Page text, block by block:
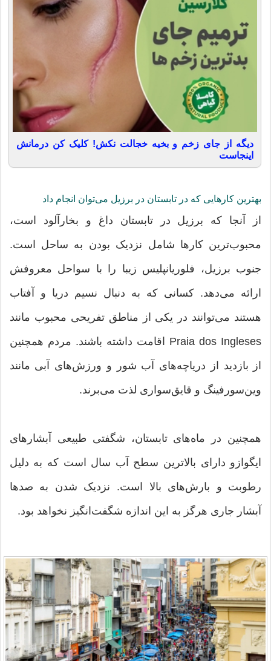
دیگه از جای زخم و بخیه خجالت نکش! کلیک کن درمانش
اینجاست
بهترین کارهایی که در تابستان در برزیل می‌توان انجام داد
از آنجا که برزیل در تابستان داغ و بخارآلود است،
محبوب‌ترین کارها شامل نزدیک بودن به ساحل است.
جنوب برزیل، فلوریانپلیس زیبا را با سواحل معروفش
ارائه می‌دهد. کسانی که به دنبال نسیم دریا و آفتاب
هستند می‌توانند در یکی از مناطق تفریحی محبوب مانند
Praia dos Ingleses اقامت داشته باشند. مردم همچنین
از بازدید از دریاچه‌های آب شور و ورزش‌های آبی مانند
وین‌سورفینگ و قایق‌سواری لذت می‌برند.
همچنین در ماه‌های تابستان، شگفتی طبیعی آبشارهای
ایگوازو دارای بالاترین سطح آب سال است که به دلیل
رطوبت و بارش‌های بالا است. نزدیک شدن به صدها
آبشار جاری هرگز به این اندازه شگفت‌انگیز نخواهد بود.